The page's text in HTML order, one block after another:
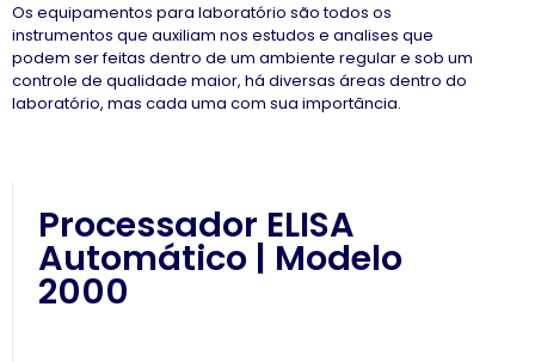
Os equipamentos para laboratório são todos os
instrumentos que auxiliam nos estudos e analises que
podem ser feitas dentro de um ambiente regular e sob um
controle de qualidade maior, há diversas áreas dentro do
laboratório, mas cada uma com sua importância.
Processador ELISA
Automático | Modelo
2000